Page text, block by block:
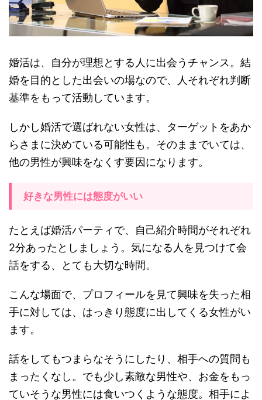
婚活は、自分が理想とする人に出会うチャンス。結
婚を目的とした出会いの場なので、人それぞれ判断
基準をもって活動しています。
しかし婚活で選ばれない女性は、ターゲットをあか
らさまに決めている可能性も。そのままでいては、
他の男性が興味をなくす要因になります。
好きな男性には態度がいい
たとえば婚活パーティで、自己紹介時間がそれぞれ
2分あったとしましょう。気になる人を見つけて会
話をする、とても大切な時間。
こんな場面で、プロフィールを見て興味を失った相
手に対しては、はっきり態度に出してくる女性がい
ます。
話をしてもつまらなそうにしたり、相手への質問も
まったくなし。でも少し素敵な男性や、お金をもっ
ていそうな男性には食いつくような態度。相手によ